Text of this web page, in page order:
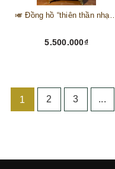
🎺 Đồng hồ “thiên thần nhạc hội” – tuyệt mỹ
5.500.000₫
1 2 3 ...